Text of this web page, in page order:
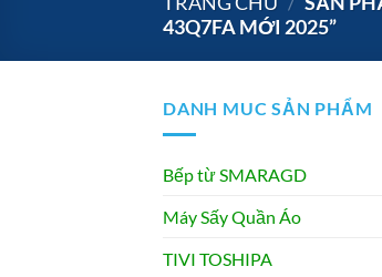
43Q7FA MỚI 2025”
DANH MUC SẢN PHẨM
Bếp từ SMARAGD
Máy Sấy Quần Áo
TIVI TOSHIPA